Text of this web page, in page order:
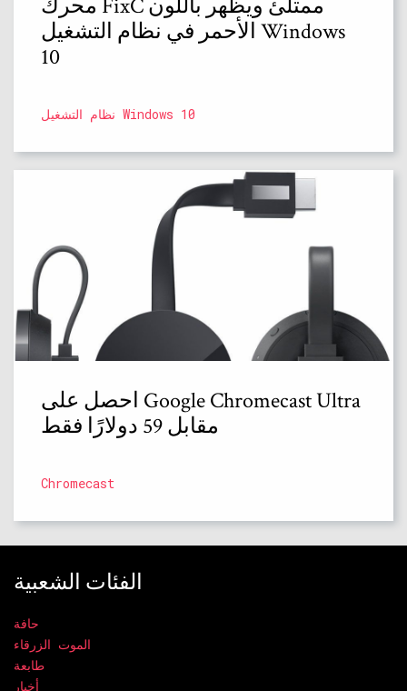
محرك FixC ممتلئ ويظهر باللون
الأحمر في نظام التشغيل Windows
10
نظام التشغيل Windows 10
احصل على Google Chromecast Ultra
مقابل 59 دولارًا فقط
Chromecast
الفئات الشعبية
حافة
الموت الزرقاء
طابعة
أخبار